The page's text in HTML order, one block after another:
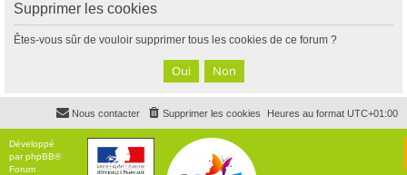
c
Supprimer les cookies
Êtes-vous sûr de vouloir supprimer tous les cookies de ce forum ?
Heures au format UTC+01:00
Supprimer les cookies
Nous contacter
Développé
parphpBB®
Forum